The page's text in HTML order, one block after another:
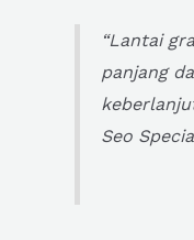
“Lantai
panjang
Seo